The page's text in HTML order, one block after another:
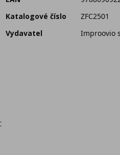
Katalogové číslo
ZFC2501
Vydavatel
Improovio